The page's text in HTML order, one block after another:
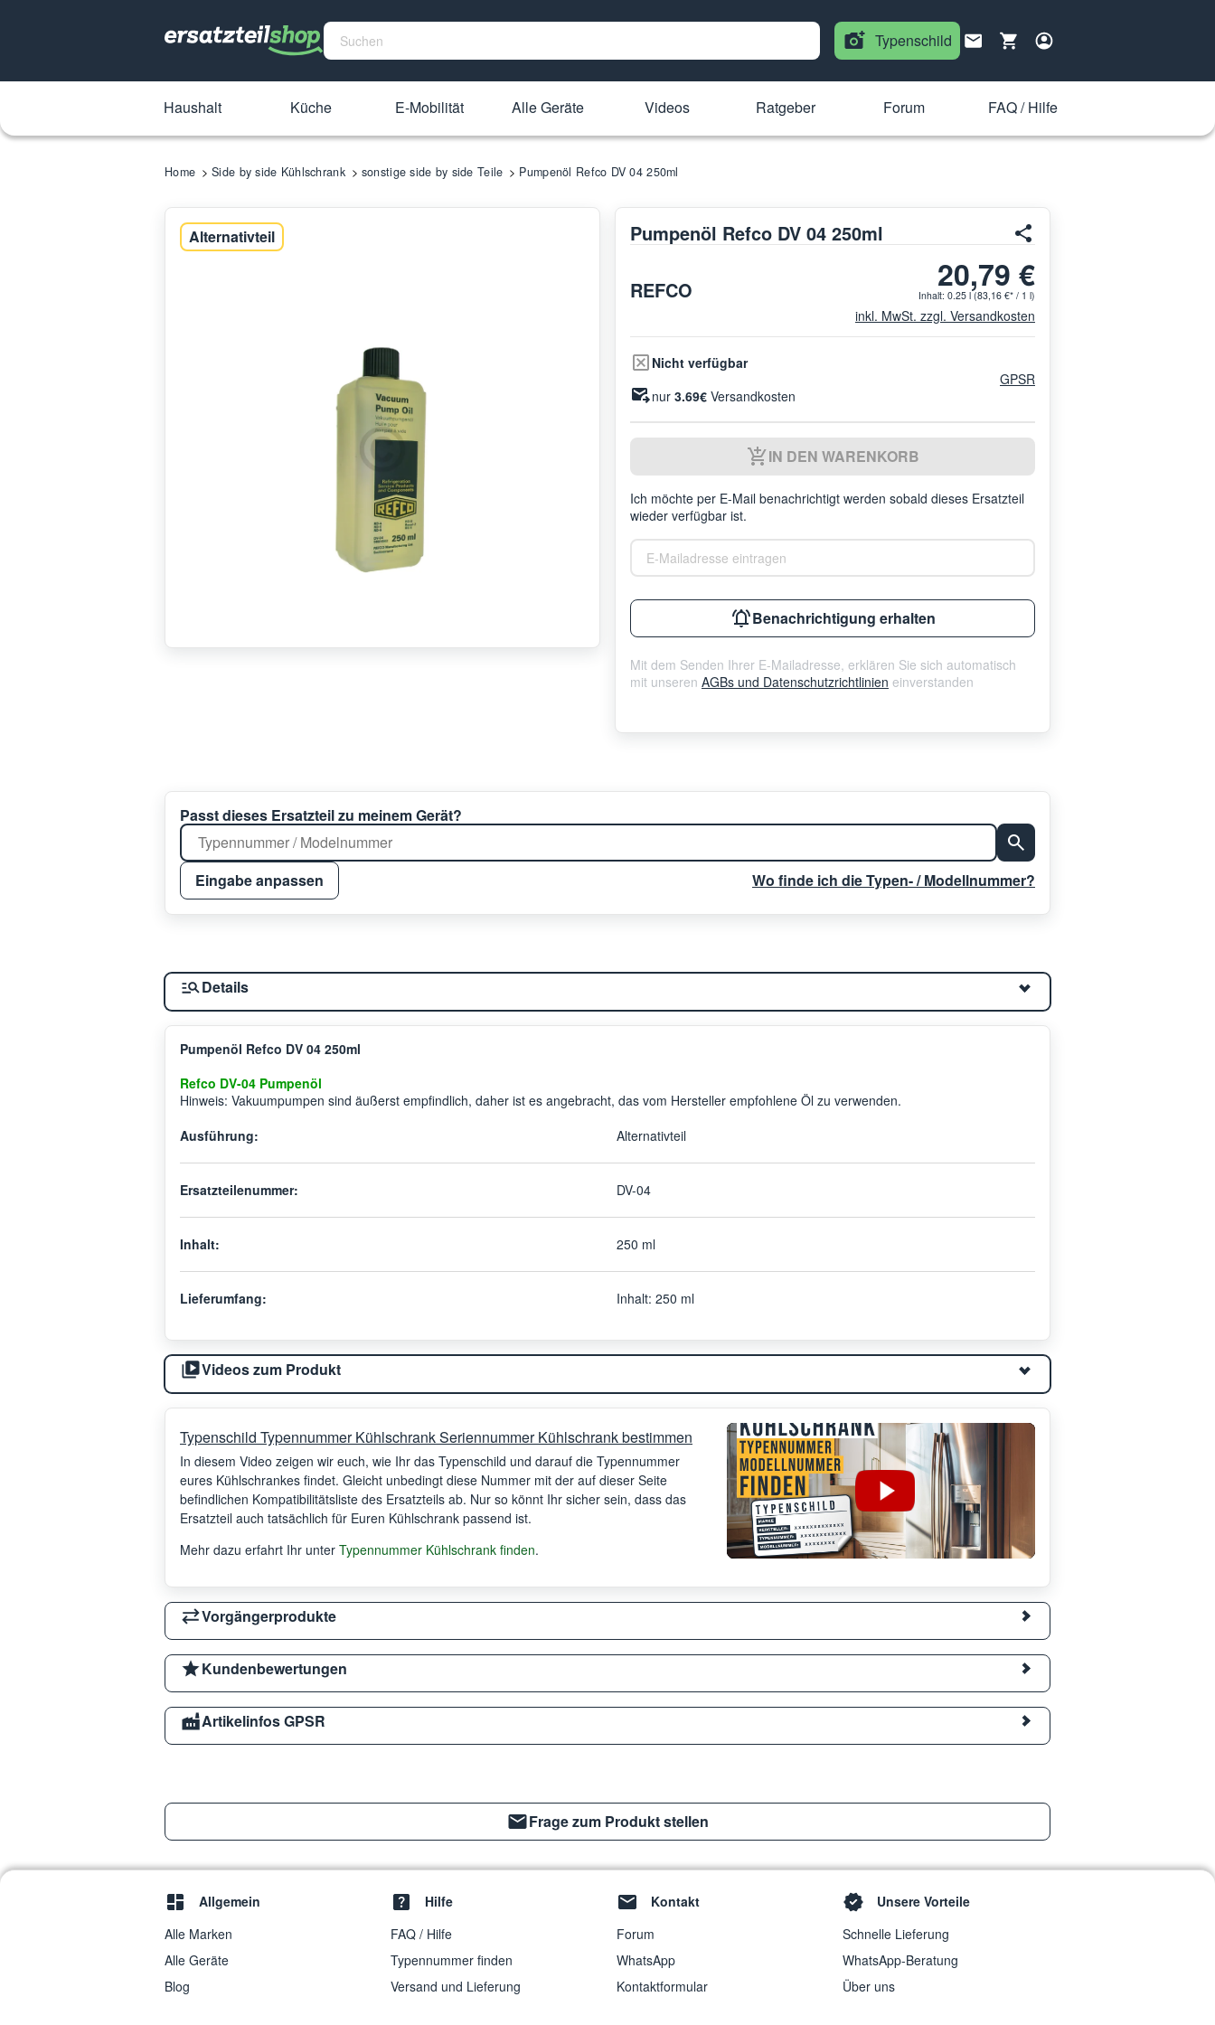
Typenschild
Haushalt Küche E-Mobilität Alle Geräte Videos Ratgeber Forum FAQ / Hilfe
Home Side by side Kühlschrank sonstige side by side Teile Pumpenöl Refco DV 04 250ml
Alternativteil Pumpenöl Refco DV 04 250ml
REFCO 20,79 €
Inhalt: 0.25 l(83,16 €* / 1 l)
inkl. MwSt. zzgl. Versandkosten
Nicht verfügbar
nur 3.69€ Versandkosten
GPSR
IN DEN WARENKORB
Ich möchte per E-Mail benachrichtigt werden sobald dieses Ersatzteil
wieder verfügbar ist.
E-Mailadresse eintragen
Benachrichtigung erhalten
Mit dem Senden Ihrer E-Mailadresse, erklären Sie sich automatisch
mit unseren AGBs und Datenschutzrichtlinien einverstanden
Passt dieses Ersatzteil zu meinem Gerät?
Eingabe anpassen Wo finde ich die Typen- / Modellnummer?
Details
Pumpenöl Refco DV 04 250ml
Refco DV-04 Pumpenöl
Hinweis: Vakuumpumpen sind äußerst empfindlich, daher ist es angebracht, das vom Hersteller empfohlene Öl zu verwenden.
Ausführung:
Alternativteil
Ersatzteilenummer: DV-04
Inhalt: 250 ml
Lieferumfang: Inhalt: 250 ml
Videos zum Produkt
Typenschild Typennummer Kühlschrank Seriennummer Kühlschrank bestimmen
In diesem Video zeigen wir euch, wie Ihr das Typenschild und darauf die Typennummer
eures Kühlschrankes findet. Gleicht unbedingt diese Nummer mit der auf dieser Seite
befindlichen Kompatibilitätsliste des Ersatzteils ab. Nur so könnt Ihr sicher sein, dass das
Ersatzteil auch tatsächlich für Euren Kühlschrank passend ist.
Mehr dazu erfahrt Ihr unter Typennummer Kühlschrank finden.
Vorgängerprodukte
Kundenbewertungen
Artikelinfos GPSR
Frage zum Produkt stellen
Allgemein
Alle Marken
Alle Geräte
Blog
Hilfe
FAQ / Hilfe
Typennummer finden
Versand und Lieferung
Kontakt
Forum
WhatsApp
Kontaktformular
Unsere Vorteile
Schnelle Lieferung
WhatsApp-Beratung
Über uns